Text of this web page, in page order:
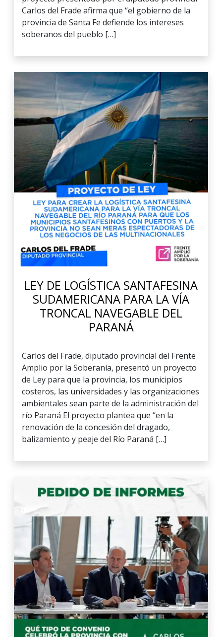
Carlos del Frade afirma que “el gobierno de la
provincia de Santa Fe defiende los intereses
soberanos del pueblo […]
LEY DE LOGÍSTICA SANTAFESINA
SUDAMERICANA PARA LA VÍA
TRONCAL NAVEGABLE DEL
PARANÁ
Carlos del Frade, diputado provincial del Frente
Amplio por la Soberanía, presentó un proyecto
de Ley para que la provincia, los municipios
costeros, las universidades y las organizaciones
ambientales sean parte de la administración del
río Paraná El proyecto plantea que “en la
renovación de la concesión del dragado,
balizamiento y peaje del Río Paraná […]